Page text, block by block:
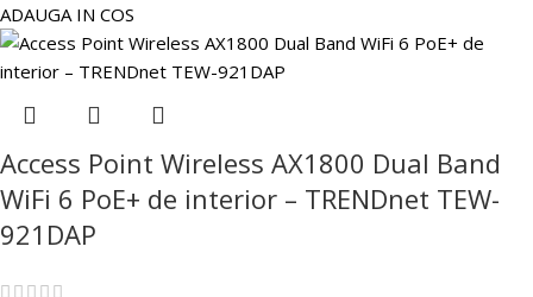
ADAUGA IN COS
Access Point Wireless AX1800 Dual Band
WiFi 6 PoE+ de interior – TRENDnet TEW-
921DAP